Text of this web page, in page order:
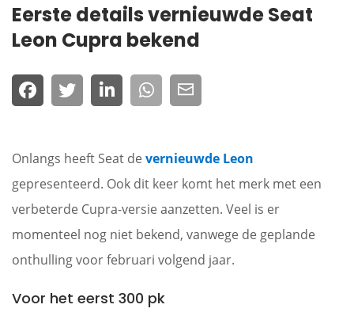
Eerste details vernieuwde Seat
Leon Cupra bekend
Onlangs heeft Seat de vernieuwde Leon
gepresenteerd. Ook dit keer komt het merk met een
verbeterde Cupra-versie aanzetten. Veel is er
momenteel nog niet bekend, vanwege de geplande
onthulling voor februari volgend jaar.
Voor het eerst 300 pk